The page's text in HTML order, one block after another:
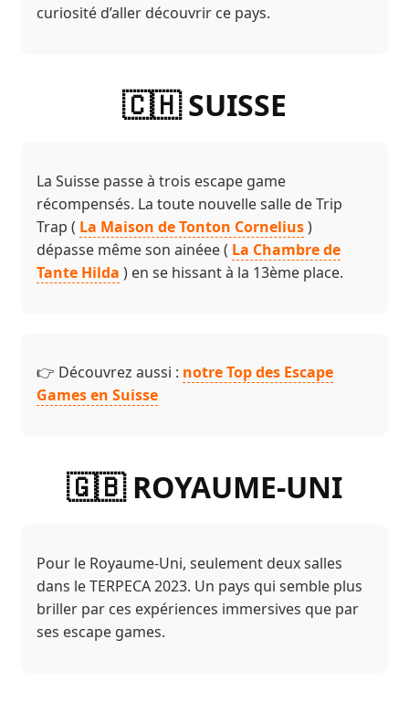
curiosité d’aller découvrir ce pays.
🇨🇭 SUISSE
La Suisse passe à trois escape game
récompensés. La toute nouvelle salle de Trip
Trap ( La Maison de Tonton Cornelius)
dépasse même son ainéee ( La Chambre de
Tante Hilda ) en se hissant à la 13ème place.
👉 Découvrez aussi : notre Top des Escape
Games en Suisse
🇬🇧 ROYAUME-UNI
Pour le Royaume-Uni, seulement deux salles
dans le TERPECA 2023. Un pays qui semble plus
briller par ces expériences immersives que par
ses escape games.